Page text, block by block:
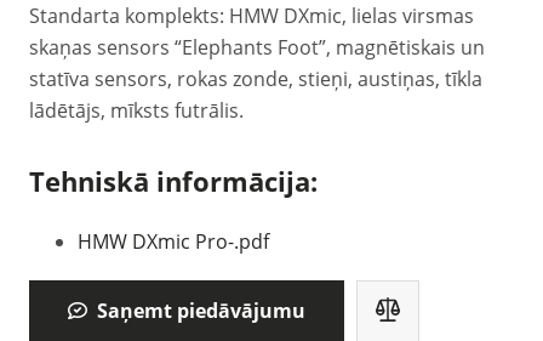
Standarta komplekts: HMW DXmic, lielas virsmas
skaņas sensors “Elephants Foot”, magnētiskais un
statīva sensors, rokas zonde, stieņi, austiņas, tīkla
lādētājs, mīksts futrālis.
Tehniskā informācija:
HMW DXmic Pro-.pdf
Saņemt piedāvājumu